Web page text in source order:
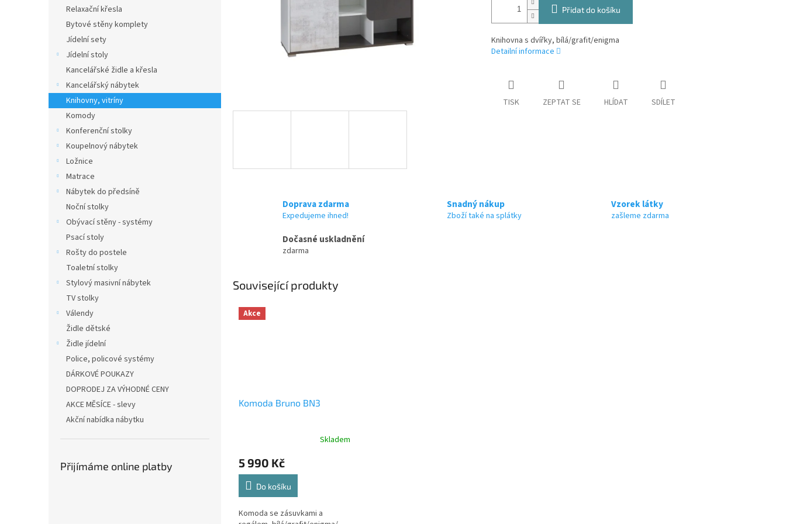
Relaxační křesla
Bytové stěny komplety
Jídelní sety
Jídelní stoly
Kancelářské židle a křesla
Kancelářský nábytek
Knihovny, vitríny
Komody
Konferenční stolky
Koupelnový nábytek
Ložnice
Matrace
Nábytek do předsíně
Noční stolky
Obývací stěny - systémy
Psací stoly
Rošty do postele
Toaletní stolky
Stylový masivní nábytek
TV stolky
Válendy
Židle dětské
Židle jídelní
Police, policové systémy
DÁRKOVÉ POUKAZY
DOPRODEJ ZA VÝHODNÉ CENY
AKCE MĚSÍCE - slevy
Akční nabídka nábytku
Přijímáme online platby
Přidat do košíku
Knihovna s dvířky, bílá/grafit/enigma
Detailní informace
TISK ZEPTAT SE HLÍDAT SDÍLET
Doprava zdarma
Expedujeme ihned!
Snadný nákup
Zboží také na splátky
Vzorek látky
zašleme zdarma
Dočasné uskladnění
zdarma
Související produkty
Akce
Komoda Bruno BN3
Skladem
5 990 Kč
Do košíku
Komoda se zásuvkami a